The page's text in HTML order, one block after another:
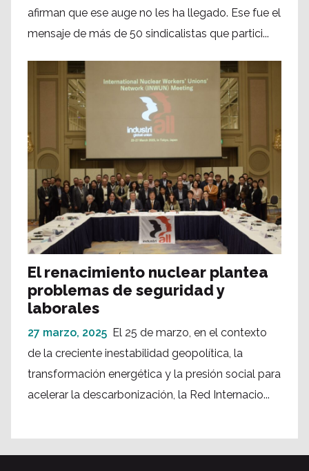
afirman que ese auge no les ha llegado. Ese fue el
mensaje de más de 50 sindicalistas que partici...
El renacimiento nuclear plantea
problemas de seguridad y
laborales
27 marzo, 2025 El 25 de marzo, en el contexto
de la creciente inestabilidad geopolítica, la
transformación energética y la presión social para
acelerar la descarbonización, la Red Internacio...